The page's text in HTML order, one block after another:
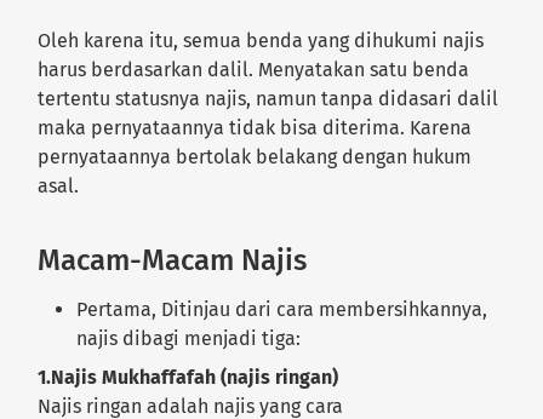
Oleh karena itu, semua benda yang dihukumi najis
harus berdasarkan dalil. Menyatakan satu benda
tertentu statusnya najis, namun tanpa didasari dalil
maka pernyataannya tidak bisa diterima. Karena
pernyataannya bertolak belakang dengan hukum
asal.
Macam-Macam Najis
Pertama, Ditinjau dari cara membersihkannya,
najis dibagi menjadi tiga:
1.Najis Mukhaffafah (najis ringan)
Najis ringan adalah najis yang cara